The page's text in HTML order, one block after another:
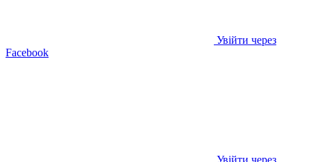
Увійти через
Facebook
Увійти через